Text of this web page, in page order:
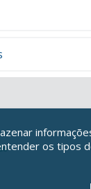
os tipos